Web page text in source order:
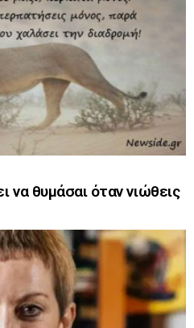
να θυμάσαι όταν νιώθεις